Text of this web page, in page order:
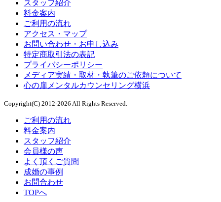
スタッフ紹介
料金案内
ご利用の流れ
アクセス・マップ
お問い合わせ・お申し込み
特定商取引法の表記
プライバシーポリシー
メディア実績・取材・執筆のご依頼について
心の扉メンタルカウンセリング横浜
Copyright(C) 2012-2026 All Rights Reserved.
ご利用の流れ
料金案内
スタッフ紹介
会員様の声
よく頂くご質問
成婚の事例
お問合わせ
TOPへ